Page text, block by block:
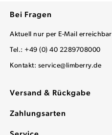
Versand & Rückgabe
Zahlungsarten
Bei Fragen
Aktuell nur per E-Mail erreichbar
Tel.: +49 (0) 40 2289708000
Kontakt: service@limberry.de